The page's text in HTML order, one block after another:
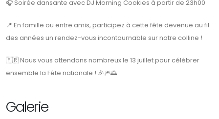
🎧 Soirée dansante avec DJ Morning Cookies à partir de 23h00
📍 En famille ou entre amis, participez à cette fête devenue au fil
des années un rendez-vous incontournable sur notre colline !
🇫🇷 Nous vous attendons nombreux le 13 juillet pour célébrer
ensemble la Fête nationale ! 🎉🎆🌅
Galerie